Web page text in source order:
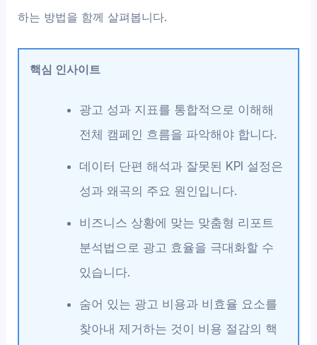
하는 방법을 함께 살펴봅니다.
핵심 인사이트
광고 성과 지표를 통합적으로 이해해
전체 캠페인 흐름을 파악해야 합니다.
데이터 단편 해석과 잘못된 KPI 설정은
성과 왜곡의 주요 원인입니다.
비즈니스 상황에 맞는 맞춤형 리포트
분석법으로 광고 효율을 극대화할 수
있습니다.
숨어 있는 광고 비용과 비효율 요소를
찾아내 제거하는 것이 비용 절감의 핵